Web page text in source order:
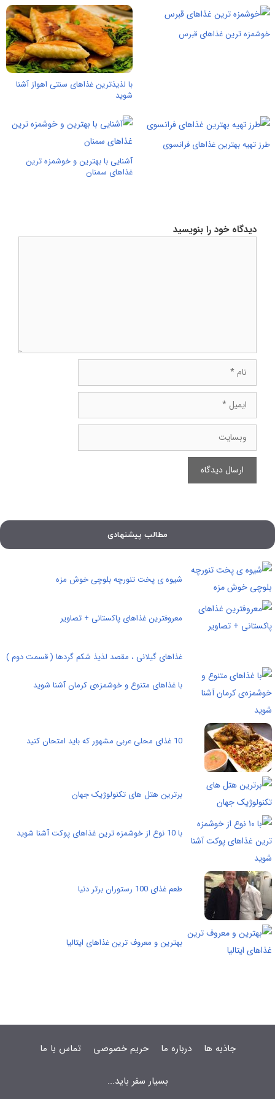
خوشمزه ترین غذاهای قبرس
با لذیذترین غذاهای سنتی اهواز آشنا
شوید
طرز تهیه بهترین غذاهای فرانسوی
آشنایی با بهترین و خوشمزه ترین
غذاهای سمنان
دیدگاه خود را بنویسید
ایمیل
وبسایت
مطالب پیشنهادی
شیوه ی پخت تنورچه بلوچی خوش مزه
معروفترین غذاهای پاکستانی + تصاویر
غذاهای گیلانی ، مقصد لذیذ شکم گردها ( قسمت دوم )
با غذاهای متنوع و خوشمزه‌ی کرمان آشنا شوید
10 غذای محلی عربی مشهور که باید امتحان کنید
برترین هتل های تکنولوژیک جهان
با 10 نوع از خوشمزه ترین غذاهای پوکت آشنا شوید
طعم غذای 100 رستوران برتر دنیا
بهترین و معروف ترین غذاهای ایتالیا
جاذبه ها درباره ما حریم خصوصی تماس با ما
بسیار سفر باید...